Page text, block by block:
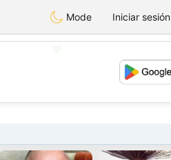
Mode Iniciar sesión